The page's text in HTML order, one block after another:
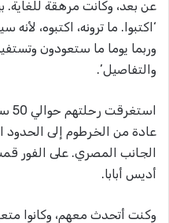
عن بعد، وكانت مرهقة للغاية.
‘اكتبوا. ما ترونه، اكتبوه،
وربما يوما ما ستعودون
والتفاصيل’.
عادة من الخرطوم إلى الحدود
الجانب المصري. على الفور قمت
أديس أبابا.
وكنت أتحدث معهم، وكانوا